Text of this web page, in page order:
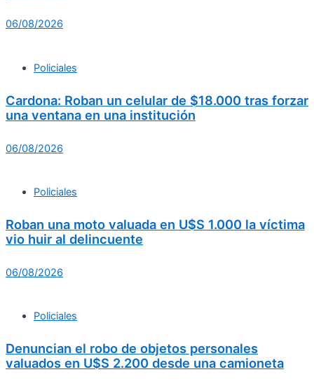
06/08/2026
Policiales
Cardona: Roban un celular de $18.000 tras forzar
una ventana en una institución
06/08/2026
Policiales
Roban una moto valuada en U$S 1.000 la víctima
vio huir al delincuente
06/08/2026
Policiales
Denuncian el robo de objetos personales
valuados en U$S 2.200 desde una camioneta